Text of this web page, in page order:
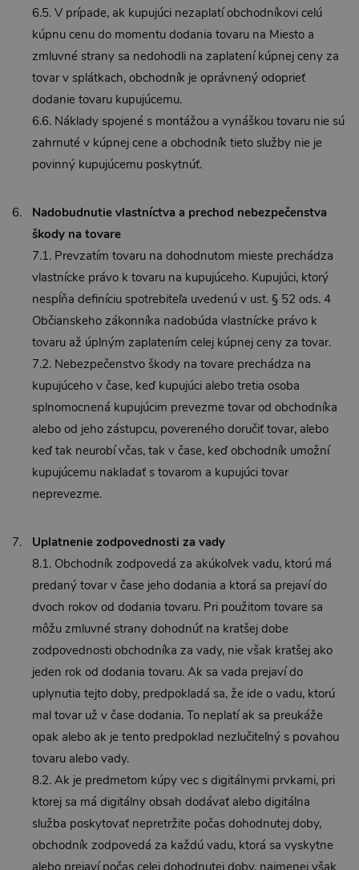
6.5. V prípade, ak kupujúci nezaplatí obchodníkovi celú
kúpnu cenu do momentu dodania tovaru na Miesto a
zmluvné strany sa nedohodli na zaplatení kúpnej ceny za
tovar v splátkach, obchodník je oprávnený odoprieť
dodanie tovaru kupujúcemu.
6.6. Náklady spojené s montážou a vynáškou tovaru nie sú
zahrnuté v kúpnej cene a obchodník tieto služby nie je
povinný kupujúcemu poskytnúť.
Nadobudnutie vlastníctva a prechod nebezpečenstva
škody na tovare
7.1. Prevzatím tovaru na dohodnutom mieste prechádza
vlastnícke právo k tovaru na kupujúceho. Kupujúci, ktorý
nespĺňa definíciu spotrebiteľa uvedenú v ust. § 52 ods. 4
Občianskeho zákonníka nadobúda vlastnícke právo k
tovaru až úplným zaplatením celej kúpnej ceny za tovar.
7.2. Nebezpečenstvo škody na tovare prechádza na
kupujúceho v čase, keď kupujúci alebo tretia osoba
splnomocnená kupujúcim prevezme tovar od obchodníka
alebo od jeho zástupcu, povereného doručiť tovar, alebo
keď tak neurobí včas, tak v čase, keď obchodník umožní
kupujúcemu nakladať s tovarom a kupujúci tovar
neprevezme.
Uplatnenie zodpovednosti za vady
8.1. Obchodník zodpovedá za akúkoľvek vadu, ktorú má
predaný tovar v čase jeho dodania a ktorá sa prejaví do
dvoch rokov od dodania tovaru. Pri použitom tovare sa
môžu zmluvné strany dohodnúť na kratšej dobe
zodpovednosti obchodníka za vady, nie však kratšej ako
jeden rok od dodania tovaru. Ak sa vada prejaví do
uplynutia tejto doby, predpokladá sa, že ide o vadu, ktorú
mal tovar už v čase dodania. To neplatí ak sa preukáže
opak alebo ak je tento predpoklad nezlučiteľný s povahou
tovaru alebo vady.
8.2. Ak je predmetom kúpy vec s digitálnymi prvkami, pri
ktorej sa má digitálny obsah dodávať alebo digitálna
služba poskytovať nepretržite počas dohodnutej doby,
obchodník zodpovedá za každú vadu, ktorá sa vyskytne
alebo prejaví počas celej dohodnutej doby, najmenej však